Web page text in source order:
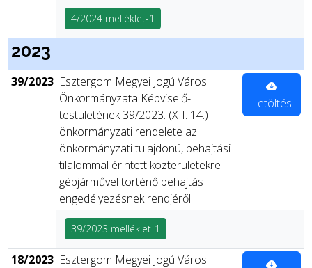
4/2024 melléklet-1
2023
39/2023 Esztergom Megyei Jogú Város
Önkormányzata Képviselő-
testületének 39/2023. (XII. 14.)
önkormányzati rendelete az
önkormányzati tulajdonú, behajtási
tilalommal érintett közterületekre
gépjárművel történő behajtás
engedélyezésnek rendjéről
Letöltés
39/2023 melléklet-1
18/2023 Esztergom Megyei Jogú Város